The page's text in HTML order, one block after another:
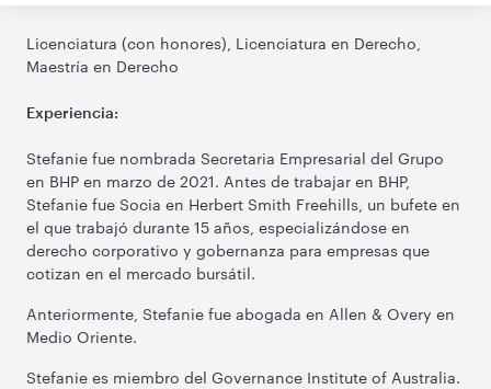
Licenciatura (con honores), Licenciatura en Derecho,
Maestría en Derecho
Experiencia:
Stefanie fue nombrada Secretaria Empresarial del Grupo
en BHP en marzo de 2021. Antes de trabajar en BHP,
Stefanie fue Socia en Herbert Smith Freehills, un bufete en
el que trabajó durante 15 años, especializándose en
derecho corporativo y gobernanza para empresas que
cotizan en el mercado bursátil.
Anteriormente, Stefanie fue abogada en Allen & Overy en
Medio Oriente.
Stefanie es miembro del Governance Institute of Australia.